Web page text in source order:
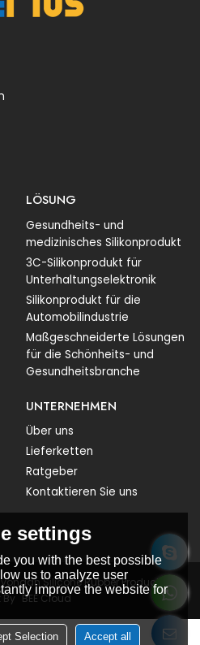
LÖSUNG
Gesundheits- und
medizinisches Silikonprodukt
3C-Silikonprodukt für
Unterhaltungselektronik
Silikonprodukt für die
Automobilindustrie
Maßgeschneiderte Lösungen
für die Schönheits- und
Gesundheitsbranche
UNTERNEHMEN
Über uns
Lieferketten
Ratgeber
Kontaktieren Sie uns
Silicone Rubber Products Co.
By BEE Cloud
settings
you with the best possible
us to analyze user
improve the website for
Selection Accept all